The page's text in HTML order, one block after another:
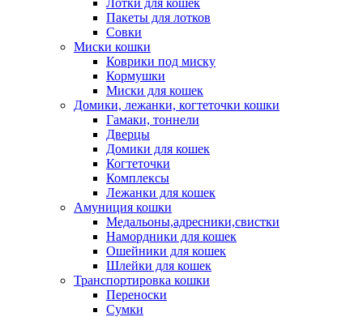
Лотки для кошек
Пакеты для лотков
Совки
Миски кошки
Коврики под миску
Кормушки
Миски для кошек
Домики, лежанки, когтеточки кошки
Гамаки, тоннели
Дверцы
Домики для кошек
Когтеточки
Комплексы
Лежанки для кошек
Амуниция кошки
Медальоны,адресники,свистки
Намордники для кошек
Ошейники для кошек
Шлейки для кошек
Транспортировка кошки
Переноски
Сумки